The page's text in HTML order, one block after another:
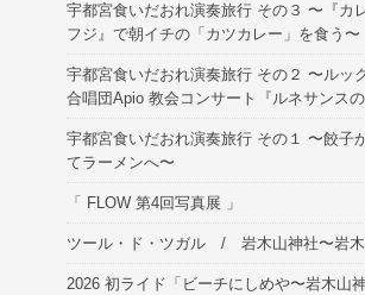
宇都宮食いだおれ演奏旅行 その３ 〜『カ
フジ』で朝イチの「カツカレー」を食う〜
宇都宮食いだおれ演奏旅行 その２ 〜ルッ
合唱団Apio 教会コンサート『ルネサンス
宇都宮食いだおれ演奏旅行 その１ 〜餃子
てラーメンへ〜
「 FLOW 第4回写真展 」
ツール・ド・ツガル / 岩木山神社〜岩木
2026 初ライド「ビーチにしめや〜岩木山神